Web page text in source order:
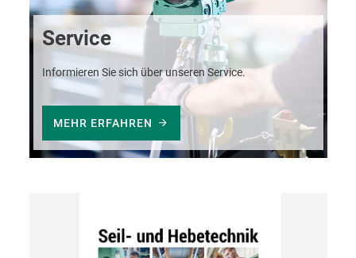
Service
Informieren Sie sich über unseren Service.
MEHR ERFAHREN